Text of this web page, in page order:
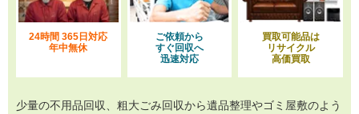
24時間 365日対応
年中無休
ご依頼から
すぐ回収へ
迅速対応
買取可能品は
リサイクル
高価買取
少量の不用品回収、粗大ごみ回収から遺品整理やゴミ屋敷のよう